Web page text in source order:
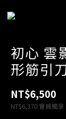
初心 雲
形筋引
NT$6,500
NT$6,370 會員獨享